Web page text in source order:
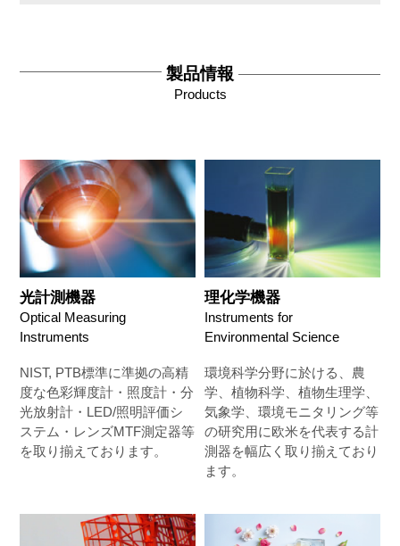
製品情報
Products
光計測機器
Optical Measuring
Instruments
NIST, PTB標準に準拠の高精
度な色彩輝度計・照度計・分
光放射計・LED/照明評価シ
ステム・レンズMTF測定器等
を取り揃えております。
理化学機器
Instruments for
Environmental Science
環境科学分野に於ける、農
学、植物科学、植物生理学、
気象学、環境モニタリング等
の研究用に欧米を代表する計
測器を幅広く取り揃えており
ます。